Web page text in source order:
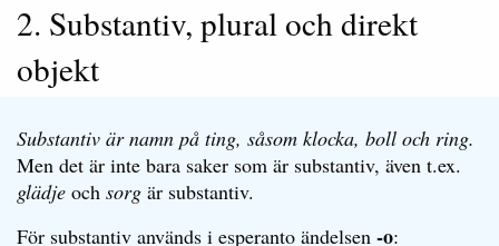
2. Substantiv, plural och direkt
objekt
Substantiv är namn på ting, såsom klocka, boll och ring.
Men det är inte bara saker som är substantiv, även t.ex.
glädje och sorg är substantiv.
För substantiv används i esperanto ändelsen -o: